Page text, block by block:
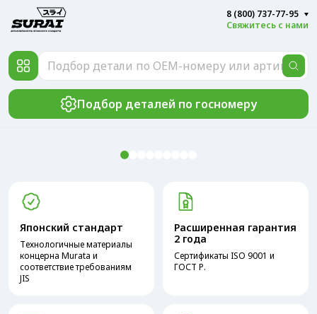
8 (800) 737-77-95
Свяжитесь с нами
Подбор деталей по госномеру
НОВИНКИ
Японский стандарт
Технологичные материалы
концерна Murata и
соответствие требованиям
JIS
Расширенная гарантия
2 года
Сертификаты ISO 9001 и
ГОСТ Р.